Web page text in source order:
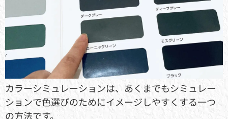
カラーシミュレーションは、あくまでもシミュレー
ションで色選びのためにイメージしやすくする一つ
の方法です。